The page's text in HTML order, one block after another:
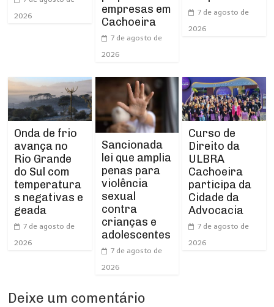
2026
empresas em
Cachoeira
7 de agosto de
2026
7 de agosto de
2026
Onda de frio
avança no
Rio Grande
do Sul com
temperatura
s negativas e
geada
7 de agosto de
2026
Sancionada
lei que amplia
penas para
violência
sexual
contra
crianças e
adolescentes
7 de agosto de
2026
Curso de
Direito da
ULBRA
Cachoeira
participa da
Cidade da
Advocacia
7 de agosto de
2026
Deixe um comentário